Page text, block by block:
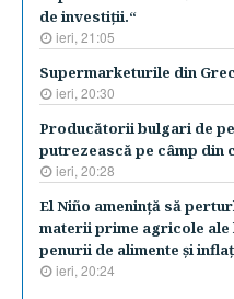
de investiţii.“
ieri, 21:05
Supermarketurile din
ieri, 20:30
Producătorii bulgari de
putrezească pe câmp
ieri, 20:28
El Niño ameninţă să
materii prime agricole
penurii de alimente şi
ieri, 20:24